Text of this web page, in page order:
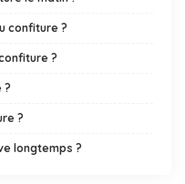
confiture ?
?
?
?
longtemps ?